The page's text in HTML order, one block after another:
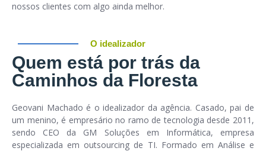
nossos clientes com algo ainda melhor.
O idealizador
Quem está por trás da
Caminhos da Floresta
Geovani Machado é o idealizador da agência. Casado, pai de
um menino, é empresário no ramo de tecnologia desde 2011,
sendo CEO da GM Soluções em Informática, empresa
especializada em outsourcing de TI. Formado em Análise e